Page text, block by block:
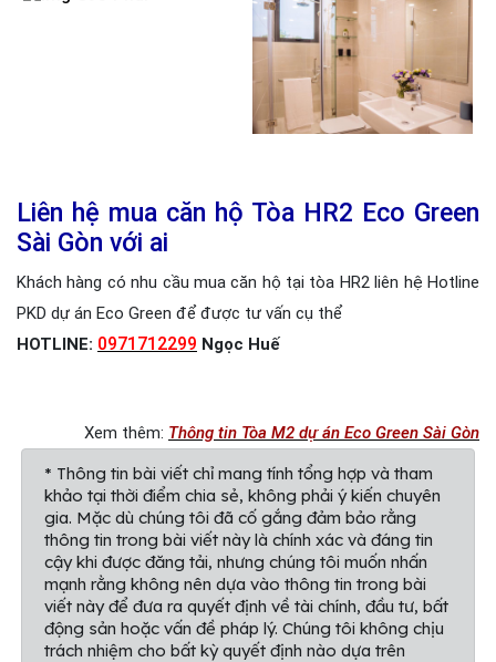
Liên hệ mua căn hộ Tòa HR2 Eco Green
Sài Gòn với ai
Khách hàng có nhu cầu mua căn hộ tại tòa HR2 liên hệ Hotline
PKD dự án Eco Green để được tư vấn cụ thể
HOTLINE: 0971712299 Ngọc Huế
Xem thêm: Thông tin Tòa M2 dự án Eco Green Sài Gòn
* Thông tin bài viết chỉ mang tính tổng hợp và tham
khảo tại thời điểm chia sẻ, không phải ý kiến chuyên
gia. Mặc dù chúng tôi đã cố gắng đảm bảo rằng
thông tin trong bài viết này là chính xác và đáng tin
cậy khi được đăng tải, nhưng chúng tôi muốn nhấn
mạnh rằng không nên dựa vào thông tin trong bài
viết này để đưa ra quyết định về tài chính, đầu tư, bất
động sản hoặc vấn đề pháp lý. Chúng tôi không chịu
trách nhiệm cho bất kỳ quyết định nào dựa trên